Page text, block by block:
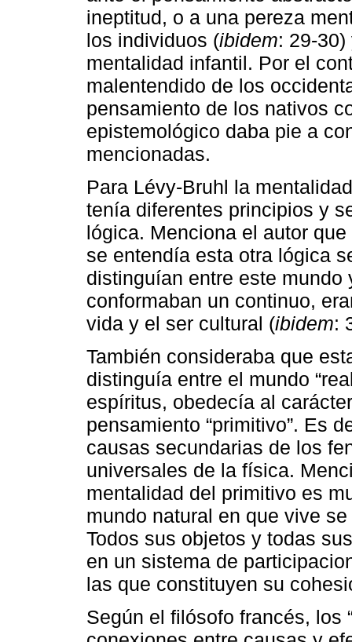
ineptitud, o a una pereza
los individuos (ibidem: 29-
mentalidad infantil. Por el
malentendido de los
pensamiento de los nativos
epistemológico daba pie a
mencionadas.
Para Lévy-Bruhl la
tenía diferentes principios y
lógica. Menciona el autor
se entendía esta otra lógica
distinguían entre este
conformaban un continuo,
vida y el ser cultural (ibidem:
También consideraba que
distinguía entre el mundo
espíritus, obedecía al
pensamiento “primitivo”. Es
causas secundarias de los
universales de la física.
mentalidad del primitivo es
mundo natural en que vive
Todos sus objetos y todas
en un sistema de
las que constituyen su
Según el filósofo francés, los